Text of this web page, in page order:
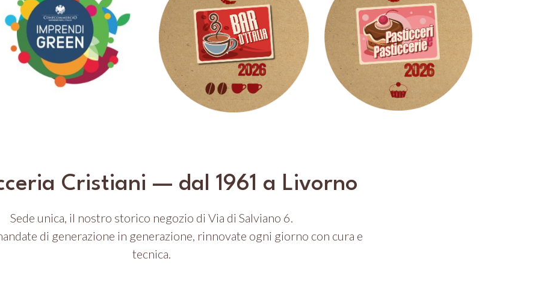
Cristiani — dal 1961 a Livorno
Sede unica, il nostro storico negozio di Via di Salviano 6.
di generazione in generazione, rinnovate ogni giorno con cura e
tecnica.